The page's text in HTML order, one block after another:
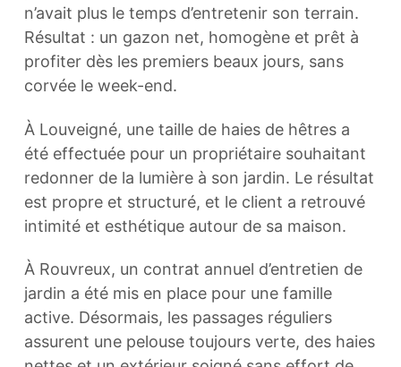
n’avait plus le temps d’entretenir son terrain.
Résultat : un gazon net, homogène et prêt à
profiter dès les premiers beaux jours, sans
corvée le week-end.
À Louveigné, une taille de haies de hêtres a
été effectuée pour un propriétaire souhaitant
redonner de la lumière à son jardin. Le résultat
est propre et structuré, et le client a retrouvé
intimité et esthétique autour de sa maison.
À Rouvreux, un contrat annuel d’entretien de
jardin a été mis en place pour une famille
active. Désormais, les passages réguliers
assurent une pelouse toujours verte, des haies